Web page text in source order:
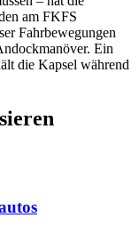
am FKFS
Fahrbewegungen
Ein
die Kapsel während